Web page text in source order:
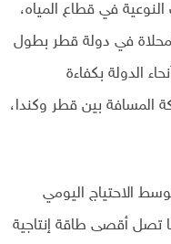
في قطاع المياه،
في دولة قطر بطول
الدولة بكفاءة
المسافة بين قطر وكندا،
الاحتياج اليومي
جالون، فيما تصل أقصى طاقة إنتاجية